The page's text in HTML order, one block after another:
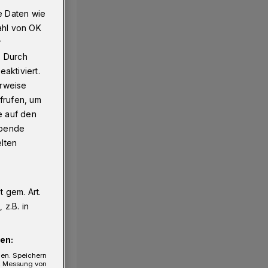
Daten wie
von OK
Durch
um
auf den
gem. Art.
z.B. in
Speichern
von